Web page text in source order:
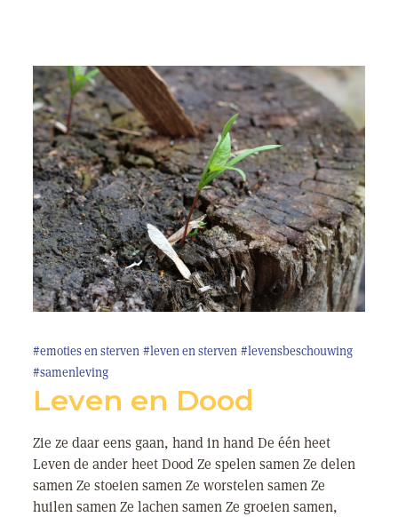
#emoties en sterven #leven en sterven #levensbeschouwing
#samenleving
Leven en Dood
Zie ze daar eens gaan, hand in hand De één heet
Leven de ander heet Dood Ze spelen samen Ze delen
samen Ze stoeien samen Ze worstelen samen Ze
huilen samen Ze lachen samen Ze groeien samen,